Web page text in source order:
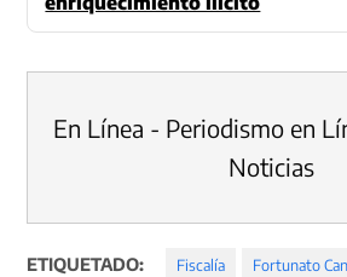
En Línea - Periodismo en
Noticias
ETIQUETADO: Fiscalía Fortunato